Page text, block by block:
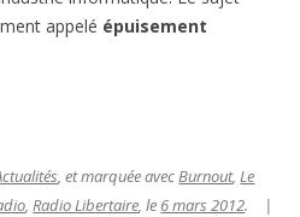
appelé épuisement
, et marquée avecBurnout,Le
,Radio Libertaire, le 6 mars 2012.
|